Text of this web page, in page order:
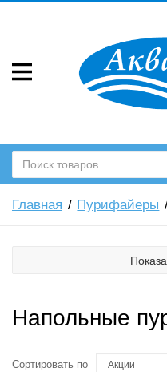
Главная Пурифайеры
Напольные
Сортировать по